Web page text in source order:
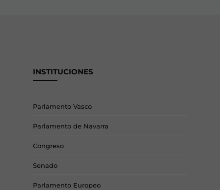
INSTITUCIONES
Parlamento Vasco
Parlamento de Navarra
Congreso
Senado
Parlamento Europeo